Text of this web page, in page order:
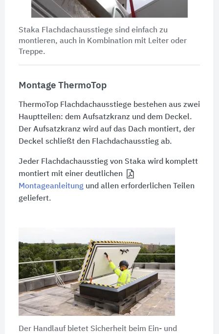
Staka Flachdachausstiege sind einfach zu
montieren, auch in Kombination mit Leiter oder
Treppe.
Montage ThermoTop
ThermoTop Flachdachausstiege bestehen aus zwei
Hauptteilen: dem Aufsatzkranz und dem Deckel.
Der Aufsatzkranz wird auf das Dach montiert, der
Deckel schließt den Flachdachausstieg ab.
Jeder Flachdachausstieg von Staka wird komplett
montiert mit einer deutlichen
Montageanleitungund allen erforderlichen Teilen
geliefert.
Der Handlauf bietet Sicherheit beim Ein- und